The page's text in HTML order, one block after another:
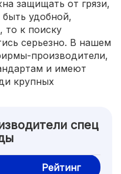
защищать от грязи,
удобной,
то к поиску
серьезно. В нашем
производители,
и имеют
крупных
спец
Рейтинг